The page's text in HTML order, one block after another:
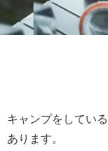
キャンプをしてい
あります。